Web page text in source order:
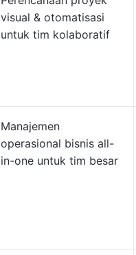
visual & otomatisasi
untuk tim kolaboratif
Manajemen
operasional bisnis all-
in-one untuk tim besar